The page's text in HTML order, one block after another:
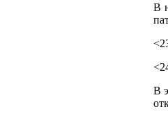
В
В